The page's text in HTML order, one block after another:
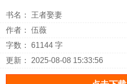
书名： 王者娶妻
作者： 伍薇
字数： 61144 字
更新： 2025-08-08 15:33:56